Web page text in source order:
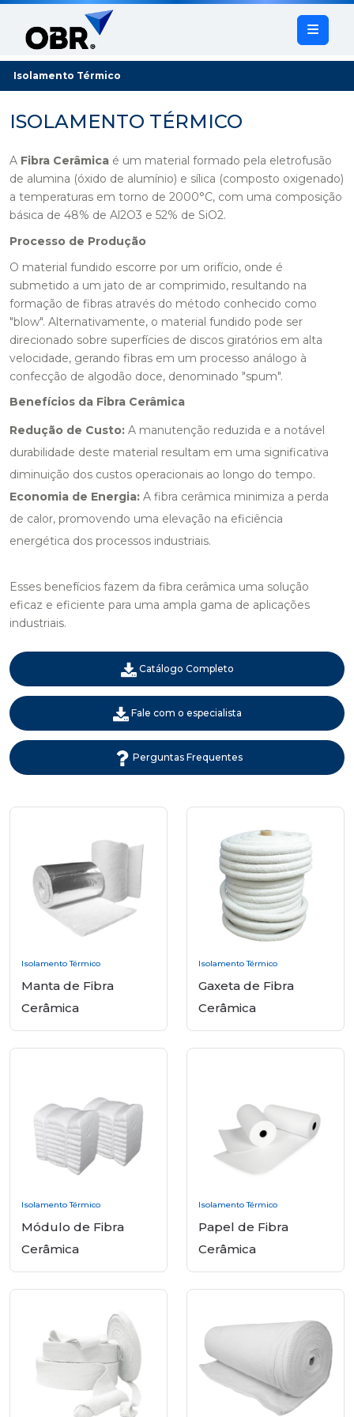
Isolamento Térmico
ISOLAMENTO TÉRMICO
A Fibra Cerâmica é um material formado pela eletrofusão
de alumina (óxido de alumínio) e sílica (composto oxigenado)
a temperaturas em torno de 2000°C, com uma composição
básica de 48% de Al2O3 e 52% de SiO2.
Processo de Produção
O material fundido escorre por um orifício, onde é
submetido a um jato de ar comprimido, resultando na
formação de fibras através do método conhecido como
"blow". Alternativamente, o material fundido pode ser
direcionado sobre superfícies de discos giratórios em alta
velocidade, gerando fibras em um processo análogo à
confecção de algodão doce, denominado "spum".
Benefícios da Fibra Cerâmica
Redução de Custo: A manutenção reduzida e a notável
durabilidade deste material resultam em uma significativa
diminuição dos custos operacionais ao longo do tempo.
Economia de Energia: A fibra cerâmica minimiza a perda
de calor, promovendo uma elevação na eficiência
energética dos processos industriais.
Esses benefícios fazem da fibra cerâmica uma solução
eficaz e eficiente para uma ampla gama de aplicações
industriais.
Catálogo Completo
Fale com o especialista
Perguntas Frequentes
Isolamento Térmico
Manta de Fibra
Cerâmica
Isolamento Térmico
Gaxeta de Fibra
Cerâmica
Isolamento Térmico
Módulo de Fibra
Cerâmica
Isolamento Térmico
Papel de Fibra
Cerâmica